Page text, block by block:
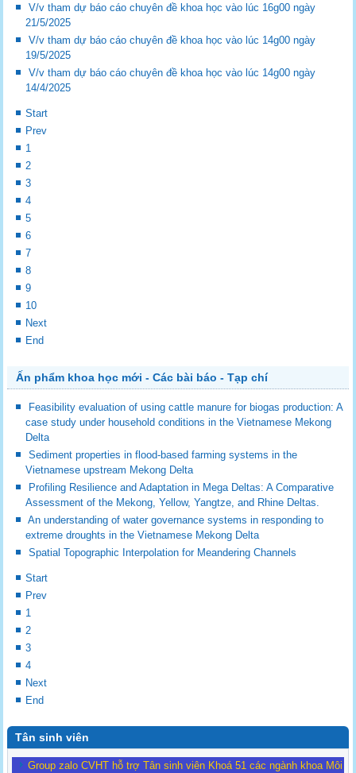
V/v tham dự báo cáo chuyên đề khoa học vào lúc 16g00 ngày
21/5/2025
V/v tham dự báo cáo chuyên đề khoa học vào lúc 14g00 ngày
19/5/2025
V/v tham dự báo cáo chuyên đề khoa học vào lúc 14g00 ngày
14/4/2025
Start
Prev
1
2
3
4
5
6
7
8
9
10
Next
End
Ấn phẩm khoa học mới - Các bài báo - Tạp chí
Feasibility evaluation of using cattle manure for biogas production: A
case study under household conditions in the Vietnamese Mekong
Delta
Sediment properties in flood-based farming systems in the
Vietnamese upstream Mekong Delta
Profiling Resilience and Adaptation in Mega Deltas: A Comparative
Assessment of the Mekong, Yellow, Yangtze, and Rhine Deltas.
An understanding of water governance systems in responding to
extreme droughts in the Vietnamese Mekong Delta
Spatial Topographic Interpolation for Meandering Channels
Start
Prev
1
2
3
4
Next
End
Tân sinh viên
Group zalo CVHT hỗ trợ Tân sinh viên Khoá 51 các ngành khoa Môi